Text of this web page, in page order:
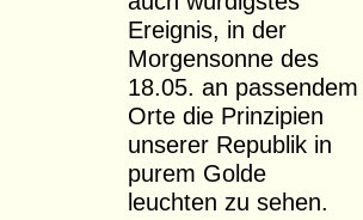
Ereignis, in der
Morgensonne des
18.05. an passendem
Orte die Prinzipien
unserer Republik in
purem Golde
leuchten zu sehen.